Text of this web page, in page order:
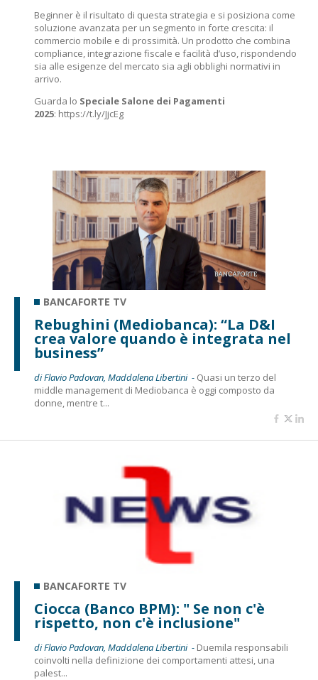
Beginner è il risultato di questa strategia e si posiziona come
soluzione avanzata per un segmento in forte crescita: il
commercio mobile e di prossimità. Un prodotto che combina
compliance, integrazione fiscale e facilità d’uso, rispondendo
sia alle esigenze del mercato sia agli obblighi normativi in
arrivo.
Guarda lo Speciale Salone dei Pagamenti
2025: https://t.ly/JjcEg
BANCAFORTE TV
Rebughini (Mediobanca): “La D&I
crea valore quando è integrata nel
business”
di Flavio Padovan, Maddalena Libertini - Quasi un terzo del
middle management di Mediobanca è oggi composto da
donne, mentre t...
BANCAFORTE TV
Ciocca (Banco BPM): " Se non c'è
rispetto, non c'è inclusione"
di Flavio Padovan, Maddalena Libertini - Duemila responsabili
coinvolti nella definizione dei comportamenti attesi, una
palest...